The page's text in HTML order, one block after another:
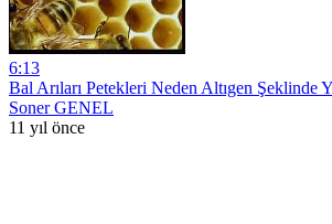
6:13
Bal Arıları Petekleri Neden Altıgen Şeklinde
Soner GENEL
11 yıl önce